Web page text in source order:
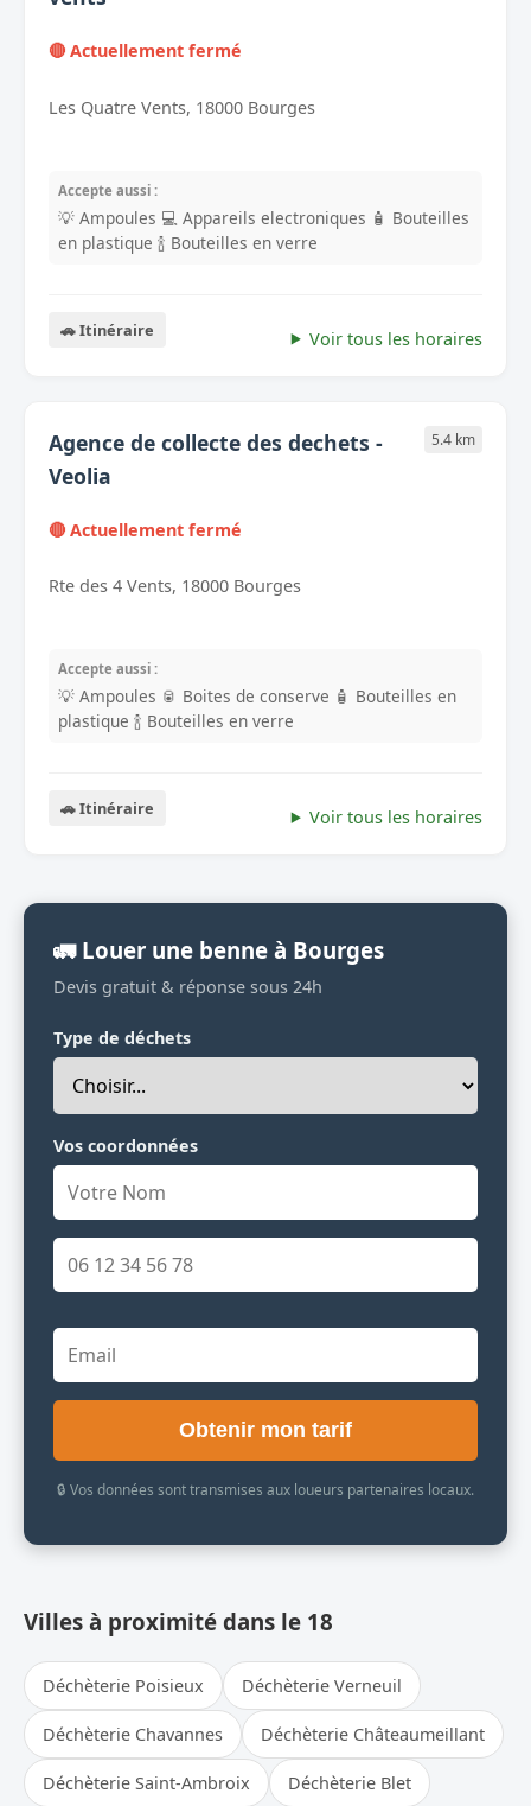
🔴 Actuellement fermé
Les Quatre Vents, 18000 Bourges
Accepte aussi :
💡 Ampoules 💻 Appareils electroniques 🧴 Bouteilles
en plastique 🍾 Bouteilles en verre
🚗 Itinéraire Voir tous les horaires
Agence de collecte des dechets -
Veolia
5.4 km
🔴 Actuellement fermé
Rte des 4 Vents, 18000 Bourges
Accepte aussi :
💡 Ampoules 🥫 Boites de conserve 🧴 Bouteilles en
plastique 🍾 Bouteilles en verre
🚗 Itinéraire Voir tous les horaires
🚛 Louer une benne à Bourges
Devis gratuit & réponse sous 24h
Type de déchets
Vos coordonnées
Obtenir mon tarif
🔒 Vos données sont transmises aux loueurs partenaires locaux.
Villes à proximité dans le 18
Déchèterie Poisieux Déchèterie Verneuil
Déchèterie Chavannes Déchèterie Châteaumeillant
Déchèterie Saint-Ambroix Déchèterie Blet